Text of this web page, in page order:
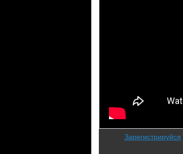
Зарегистрируйся